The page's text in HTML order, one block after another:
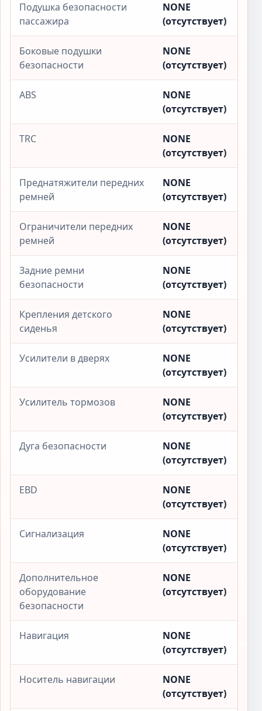
Подушка безопасности
пассажира
NONE
(отсутствует)
Боковые подушки
безопасности
NONE
(отсутствует)
ABS
NONE
(отсутствует)
TRC
NONE
(отсутствует)
Преднатяжители передних
ремней
NONE
(отсутствует)
Ограничители передних
ремней
NONE
(отсутствует)
Задние ремни
безопасности
NONE
(отсутствует)
Крепления детского
сиденья
NONE
(отсутствует)
Усилители в дверях
NONE
(отсутствует)
Усилитель тормозов
NONE
(отсутствует)
Дуга безопасности
NONE
(отсутствует)
EBD
NONE
(отсутствует)
Сигнализация
NONE
(отсутствует)
Дополнительное
оборудование
безопасности
NONE
(отсутствует)
Навигация
NONE
(отсутствует)
Носитель навигации
NONE
(отсутствует)